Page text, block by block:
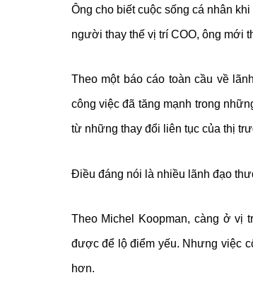
Ông cho biết cuộc sống cá nhân
người thay thế vị trí COO, ông mới
Theo một báo cáo toàn cầu về
công việc đã tăng mạnh trong
từ những thay đổi liên tục của thị
Điều đáng nói là nhiều lãnh đạo
Theo Michel Koopman, càng ở vị
được để lộ điểm yếu. Nhưng việc
hơn.